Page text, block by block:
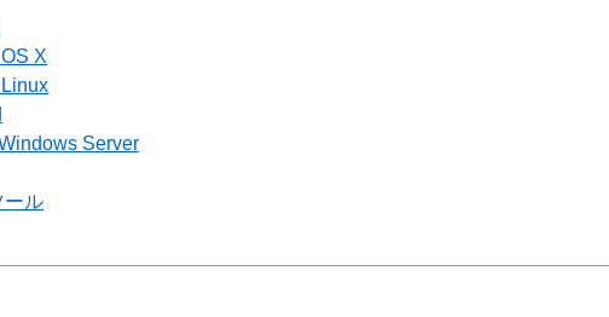
X
Server
ール